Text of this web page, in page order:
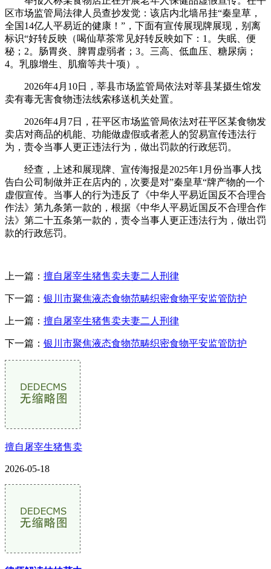
区市场监管局法律人员查抄发觉：该店内北墙吊挂“秦皇草，
全国14亿人平易近的健康！”，下面有宣传展现牌展现，别离
标识“好转反映（喝仙草茶常见好转反映如下：1。失眠、便
秘；2。肠胃炎、脾胃虚弱者；3。三高、低血压、糖尿病；
4。乳腺增生、肌瘤等共十项）。
2026年4月10日，莘县市场监管局依法对莘县某摄生馆发
卖有毒无害食物违法线索移送机关处置。
2026年4月7日，茌平区市场监管局依法对茌平区某食物发
卖店对商品的机能、功能做虚假或者惹人的贸易宣传违法行
为，责令当事人更正违法行为，做出罚款的行政惩罚。
经查，上述和展现牌、宣传海报是2025年1月份当事人找
告白公司制做并正在店内的，次要是对”秦皇草“牌产物的一个
虚假宣传。当事人的行为违反了《中华人平易近国反不合理合
作法》第九条第一款的，根据《中华人平易近国反不合理合作
法》第二十五条第一款的，责令当事人更正违法行为，做出罚
款的行政惩罚。
上一篇： 擅自屠宰生猪售卖夫妻二人刑律
下一篇： 银川市聚焦液态食物范畴织密食物平安监管防护
上一篇： 擅自屠宰生猪售卖夫妻二人刑律
下一篇： 银川市聚焦液态食物范畴织密食物平安监管防护
擅自屠宰生猪售卖
2026-05-18